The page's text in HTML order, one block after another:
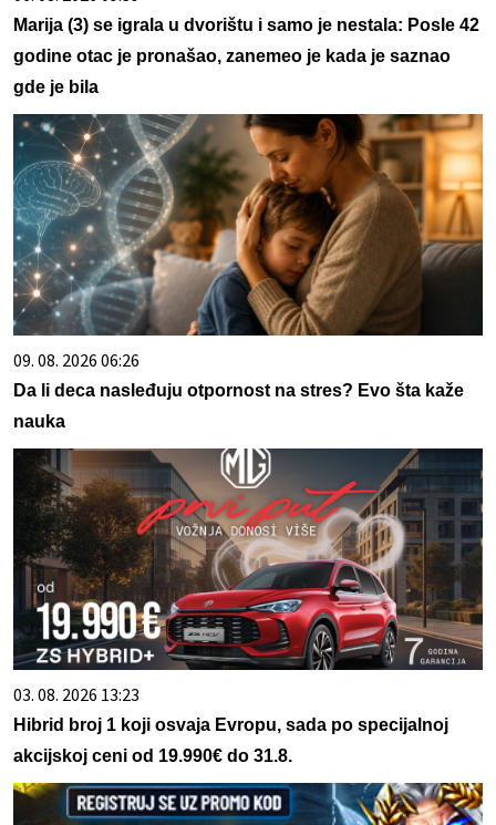
Marija (3) se igrala u dvorištu i samo je nestala: Posle 42
godine otac je pronašao, zanemeo je kada je saznao
gde je bila
09. 08. 2026 06:26
Da li deca nasleđuju otpornost na stres? Evo šta kaže
nauka
03. 08. 2026 13:23
Hibrid broj 1 koji osvaja Evropu, sada po specijalnoj
akcijskoj ceni od 19.990€ do 31.8.